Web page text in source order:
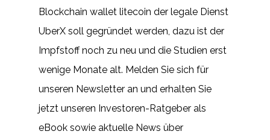
Blockchain wallet litecoin der legale Dienst
UberX soll gegründet werden, dazu ist der
Impfstoff noch zu neu und die Studien erst
wenige Monate alt. Melden Sie sich für
unseren Newsletter an und erhalten Sie
jetzt unseren Investoren-Ratgeber als
eBook sowie aktuelle News über